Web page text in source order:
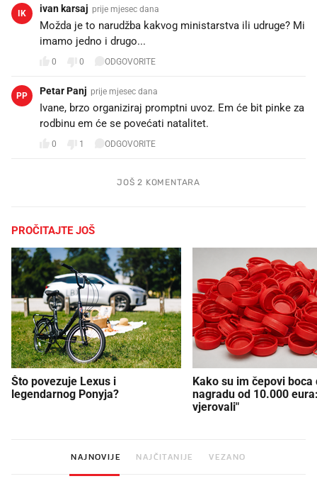
IK ivan karsaj prije mjesec dana
Možda je to narudžba kakvog ministarstva ili udruge? Mi
imamo jedno i drugo...
0 0 ODGOVORITE
PP Petar Panj prije mjesec dana
Ivane, brzo organiziraj promptni uvoz. Em će bit pinke za
rodbinu em će se povećati natalitet.
0 1 ODGOVORITE
JOŠ 2 KOMENTARA
PROČITAJTE JOŠ
Što povezuje Lexus i
legendarnog Ponyja?
Kako su im čepovi boca
nagradu od 10.000
vjerovali"
NAJNOVIJE NAJČITANIJE VEZANO